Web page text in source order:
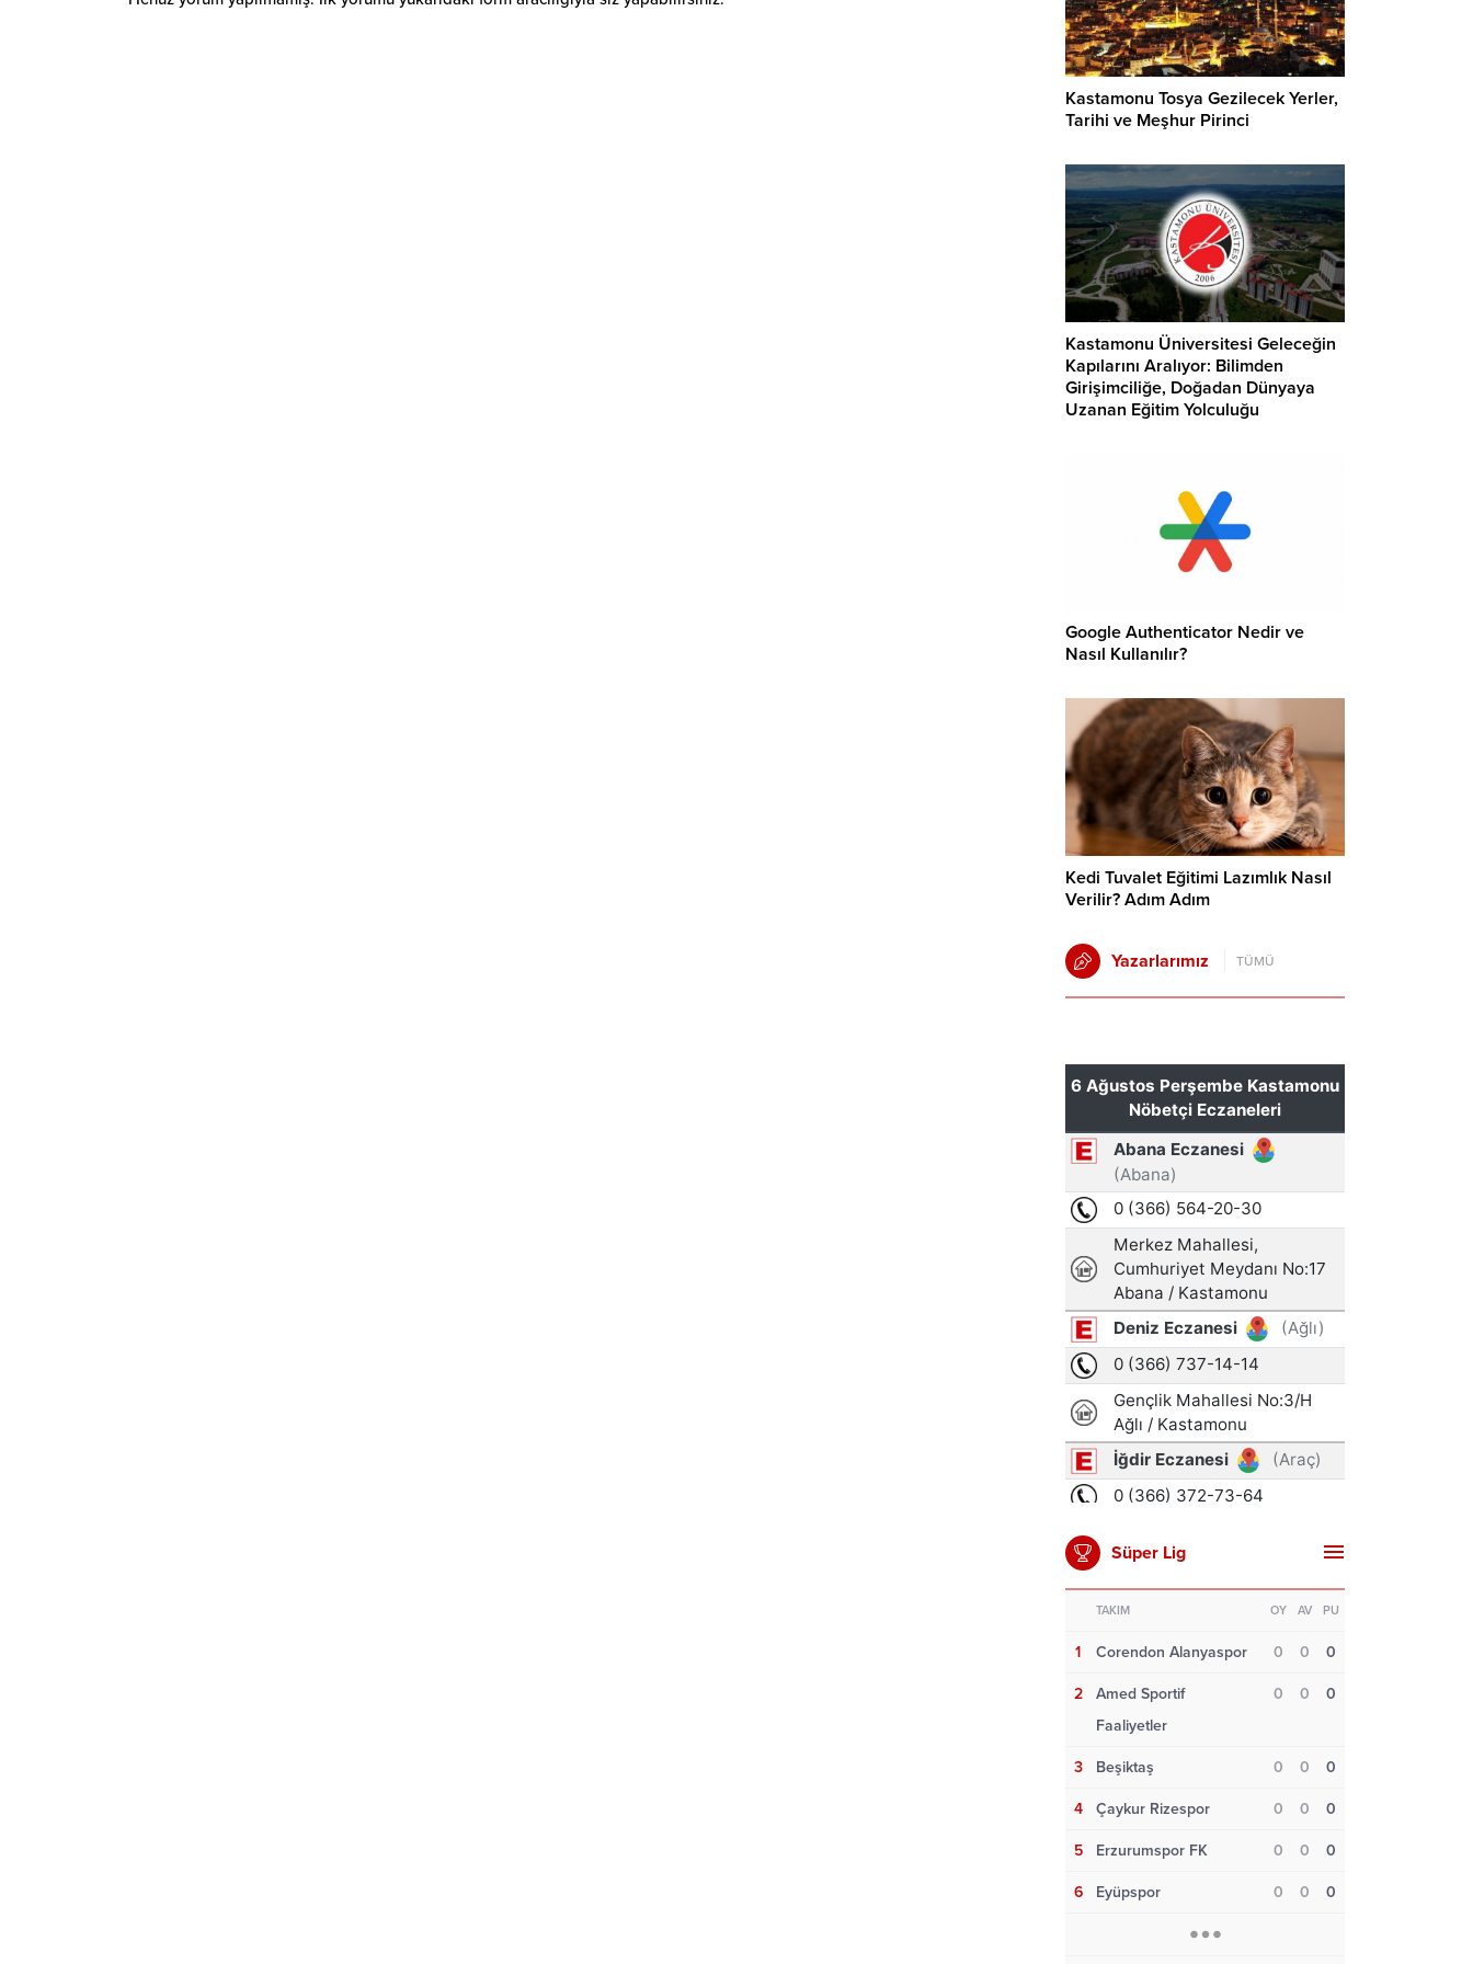
Kastamonu Tosya Gezilecek Yerler,
Tarihi ve Meşhur Pirinci
Kastamonu Üniversitesi Geleceğin
Kapılarını Aralıyor: Bilimden
Girişimciliğe, Doğadan Dünyaya
Uzanan Eğitim Yolculuğu
Google Authenticator Nedir ve
Nasıl Kullanılır?
Kedi Tuvalet Eğitimi Lazımlık Nasıl
Verilir? Adım Adım
Yazarlarımız TÜMÜ
Süper Lig
TAKIM OY AV PU
1 Corendon Alanyaspor 0 0 0
2
Amed Sportif
Faaliyetler
0 0 0
3 Beşiktaş 0 0 0
4 Çaykur Rizespor 0 0 0
5 Erzurumspor FK 0 0 0
6 Eyüpspor 0 0 0